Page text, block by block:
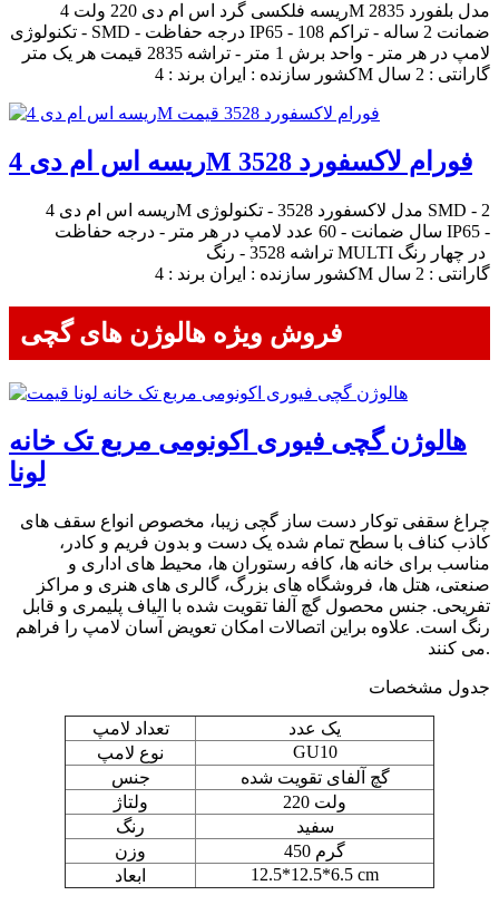
ریسه فلکسی گرد اس ام دی 220 ولت 4M مدل بلفورد 2835
- تکنولوژی SMD - درجه حفاظت IP65 - ضمانت 2 ساله - تراکم 108
لامپ در هر متر - واحد برش 1 متر - تراشه 2835 قیمت هر یک متر
کشور سازنده : ایران برند : 4M گارانتی : 2 سال
ریسه اس ام دی 4M فورام لاکسفورد 3528
ریسه اس ام دی 4M مدل لاکسفورد 3528 - تکنولوژی SMD - 2
سال ضمانت - 60 عدد لامپ در هر متر - درجه حفاظت IP65 -
کشور سازنده : ایران برند : 4M گارانتی : 2 سال
فروش ویژه هالوژن های گچی
هالوژن گچی فیوری اکونومی مربع تک خانه
لونا
چراغ سقفی توکار دست ساز گچی زیبا، مخصوص انواع سقف های
کاذب کناف با سطح تمام شده یک دست و بدون فریم و کادر،
مناسب برای خانه ها، کافه رستوران ها، محیط های اداری و
صنعتی، هتل ها، فروشگاه های بزرگ، گالری های هنری و مراکز
تفریحی. جنس محصول گچ آلفا تقویت شده با الیاف پلیمری و قابل
رنگ است. علاوه براین اتصالات امکان تعویض آسان لامپ را فراهم
می کنند.
جدول مشخصات
تعداد لامپ
یک عدد
نوع لامپ
GU10
جنس
گچ آلفای تقویت شده
ولتاژ
220 ولت
رنگ
سفید
وزن
450 گرم
ابعاد
12.5*12.5*6.5 cm